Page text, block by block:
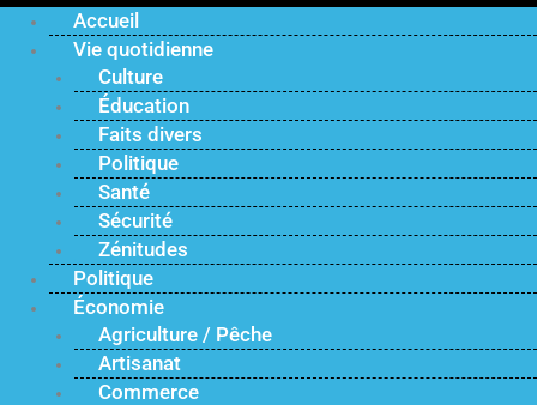
Accueil
Vie quotidienne
Culture
Éducation
Faits divers
Politique
Santé
Sécurité
Zénitudes
Politique
Économie
Agriculture / Pêche
Artisanat
Commerce